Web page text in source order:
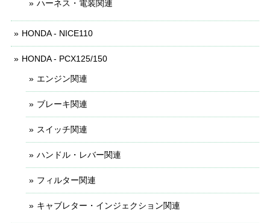
ハーネス・電装関連
HONDA - NICE110
HONDA - PCX125/150
エンジン関連
ブレーキ関連
スイッチ関連
ハンドル・レバー関連
フィルター関連
キャブレター・インジェクション関連